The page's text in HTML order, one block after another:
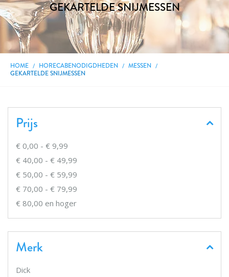
GEKARTELDE SNIJMESSEN
HOME HORECABENODIGDHEDEN
MESSEN
GEKARTELDE SNIJMESSEN
Prijs
€ 0,00 - € 9,99
€ 40,00 - € 49,99
€ 50,00 - € 59,99
€ 70,00 - € 79,99
€ 80,00 en hoger
Merk
Dick